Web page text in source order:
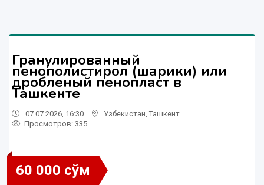
Гранулированный
пенополистирол (шарики) или
дробленый пенопласт в
Ташкенте
07.07.2026, 16:30 Узбекистан Ташкент
Просмотров: 335
60 000 сўм